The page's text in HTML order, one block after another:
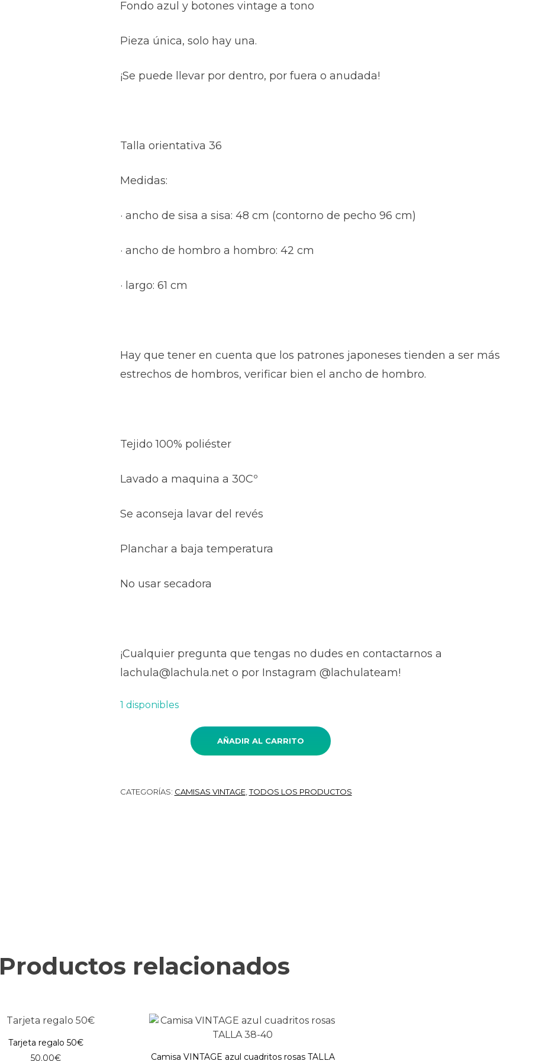
Fondo azul y botones vintage a tono
Pieza única, solo hay una.
¡Se puede llevar por dentro, por fuera o anudada!
Talla orientativa 36
Medidas:
· ancho de sisa a sisa: 48 cm (contorno de pecho 96 cm)
· ancho de hombro a hombro: 42 cm
· largo: 61 cm
Hay que tener en cuenta que los patrones japoneses tienden a ser más
estrechos de hombros, verificar bien el ancho de hombro.
Tejido 100% poliéster
Lavado a maquina a 30Cº
Se aconseja lavar del revés
Planchar a baja temperatura
No usar secadora
¡Cualquier pregunta que tengas no dudes en contactarnos a
lachula@lachula.net o por Instagram @lachulateam!
1 disponibles
Camisa VINTAGE azul flor grande TALLA 36 cantidad
AÑADIR AL CARRITO
CATEGORÍAS: CAMISAS VINTAGE,TODOS LOS PRODUCTOS
Productos relacionados
Tarjeta regalo 50€
50.00€ Camisa VINTAGE azul cuadritos rosas TALLA